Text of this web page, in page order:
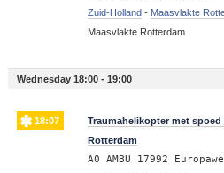
Zuid-Holland - Maasvlakte
Maasvlakte Rotterdam
Wednesday 18:00 - 19:00
18:07
Traumahelikopter met
Rotterdam
A0 AMBU 17992